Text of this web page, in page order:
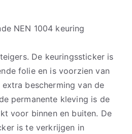
NEN 1004 keuring
De keuringssticker is
folie en is voorzien van
bescherming van de
permanente kleving is de
voor binnen en buiten. De
is te verkrijgen in